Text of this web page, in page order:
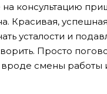
консультацию
Красивая,
усталости и
Просто
смены работы